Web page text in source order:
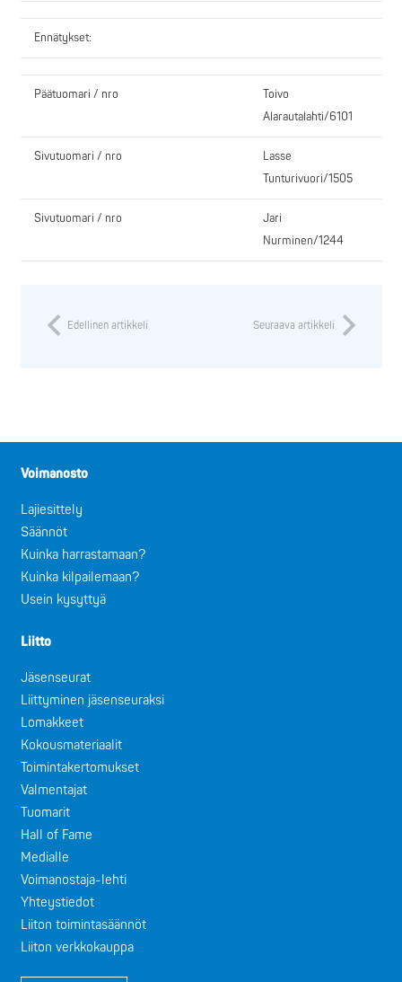
Ennätykset:
Päätuomari / nro
Toivo
Alarautalahti/6101
Sivutuomari / nro
Lasse
Tunturivuori/1505
Sivutuomari / nro
Jari
Nurminen/1244
Edellinen artikkeli Seuraava artikkeli
Voimanosto
Lajiesittely
Säännöt
Kuinka harrastamaan?
Kuinka kilpailemaan?
Usein kysyttyä
Liitto
Jäsenseurat
Liittyminen jäsenseuraksi
Lomakkeet
Kokousmateriaalit
Toimintakertomukset
Valmentajat
Tuomarit
Hall of Fame
Medialle
Voimanostaja-lehti
Yhteystiedot
Liiton toimintasäännöt
Liiton verkkokauppa